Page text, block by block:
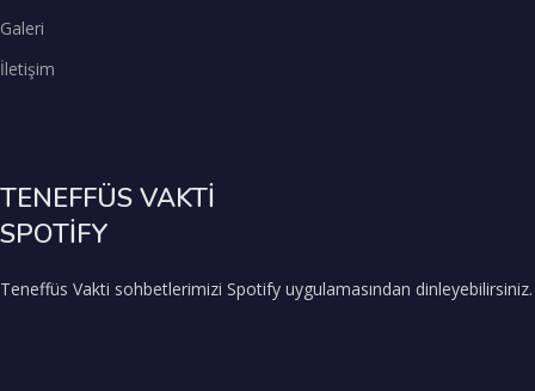
Galeri
İletişim
TENEFFÜS VAKTİ
SPOTİFY
Teneffüs Vakti sohbetlerimizi Spotify uygulamasından dinleyebilirsiniz.